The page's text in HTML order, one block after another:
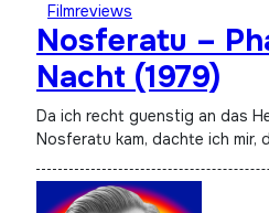
Filmreviews
Nosferatu –
Nacht (1979)
Da ich recht guenstig an das Herzog-Remake von
Nosferatu kam, dachte ich mir,